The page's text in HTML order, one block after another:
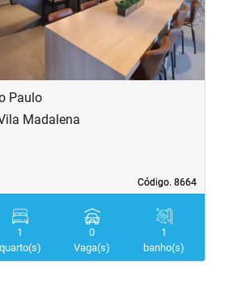
Paulo
Código. 8664
Código. 8664
Madalena
1
quarto(s)
0
Vaga(s)
1
banho(s)